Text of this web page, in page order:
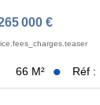
000 €
66 M² Réf :